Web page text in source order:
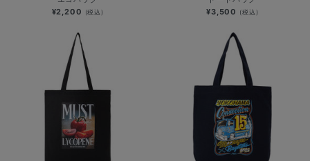
¥2,200 (税込) ¥3,500 (税込)